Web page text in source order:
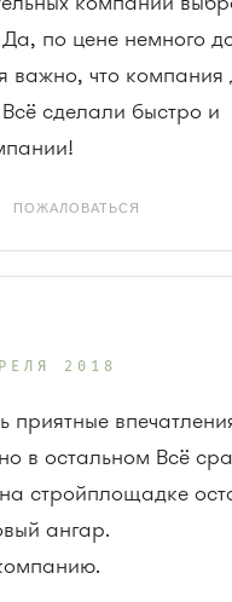
по цене немного
важно, что компания
сделали быстро и
ПОЖАЛОВАТЬСЯ
2018
приятные
в остальном Всё
стройплощадке
ангар.